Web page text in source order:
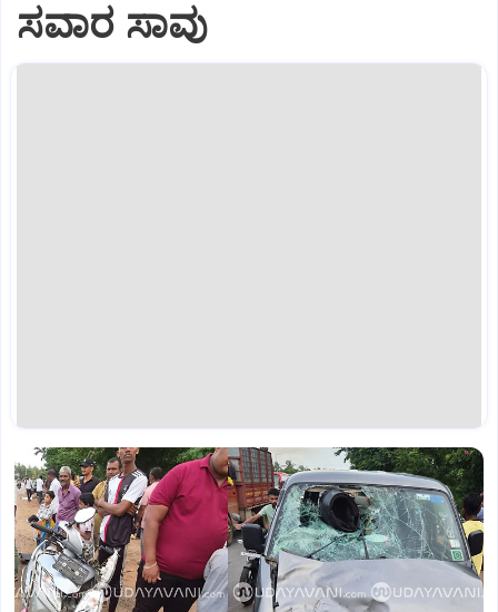
ಸವಾರ ಸಾವು